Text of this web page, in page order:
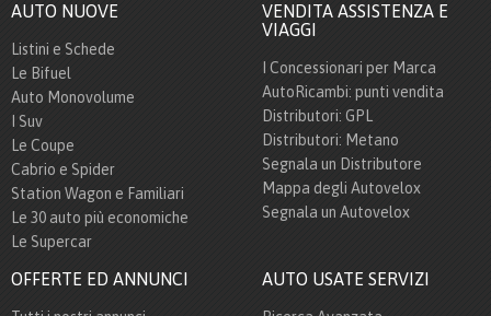
AUTO NUOVE
Listini e Schede
Le Bifuel
Auto Monovolume
I Suv
Le Coupe
Cabrio e Spider
Station Wagon e Familiari
Le 30 auto più economiche
Le Supercar
VENDITA ASSISTENZA E
VIAGGI
I Concessionari per Marca
AutoRicambi: punti vendita
Distributori: GPL
Distributori: Metano
Segnala un Distributore
Mappa degli Autovelox
Segnala un Autovelox
OFFERTE ED ANNUNCI AUTO USATE SERVIZI